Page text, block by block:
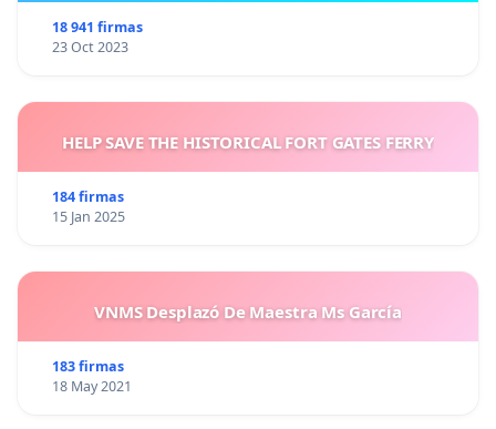
18 941 firmas
23 Oct 2023
HELP SAVE THE HISTORICAL FORT GATES FERRY
184 firmas
15 Jan 2025
VNMS Desplazó De Maestra Ms García
183 firmas
18 May 2021